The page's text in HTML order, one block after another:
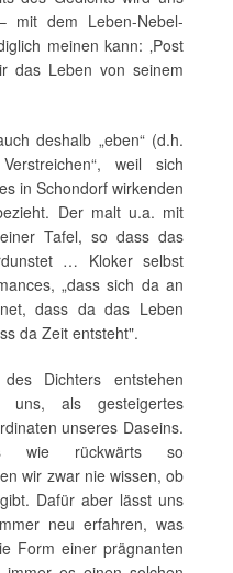
mit dem Leben-Nebel-
meinen kann: ‚Post
das Leben von seinem
deshalb „eben“ (d.h.
weil sich
in Schondorf wirkenden
Der malt u.a. mit
Tafel, so dass das
… Kloker selbst
„dass sich da an
dass da das Leben
da Zeit entsteht".
Dichters entstehen
als gesteigertes
unseres Daseins.
wie rückwärts so
wir zwar nie wissen, ob
Dafür aber lässt uns
neu erfahren, was
Form einer prägnanten